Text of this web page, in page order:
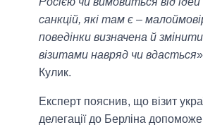
санкцій, які там є –
поведінки визначена й
візитами навряд чи вдасться
Кулик.
Експерт пояснив, що візит
делегації до Берліна допоможе